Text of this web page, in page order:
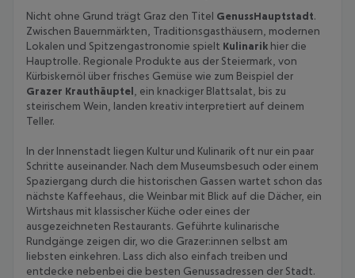
Nicht ohne Grund trägt Graz den Titel GenussHauptstadt.
Zwischen Bauernmärkten, Traditionsgasthäusern, modernen
Lokalen und Spitzengastronomie spielt Kulinarik hier die
Hauptrolle. Regionale Produkte aus der Steiermark, von
Kürbiskernöl über frisches Gemüse wie zum Beispiel der
Grazer Krauthäuptel , ein knackiger Blattsalat, bis zu
steirischem Wein, landen kreativ interpretiert auf deinem
Teller.
In der Innenstadt liegen Kultur und Kulinarik oft nur ein paar
Schritte auseinander. Nach dem Museumsbesuch oder einem
Spaziergang durch die historischen Gassen wartet schon das
nächste Kaffeehaus, die Weinbar mit Blick auf die Dächer, ein
Wirtshaus mit klassischer Küche oder eines der
ausgezeichneten Restaurants. Geführte kulinarische
Rundgänge zeigen dir, wo die Grazer:innen selbst am
liebsten einkehren. Lass dich also einfach treiben und
entdecke nebenbei die besten Genussadressen der Stadt.